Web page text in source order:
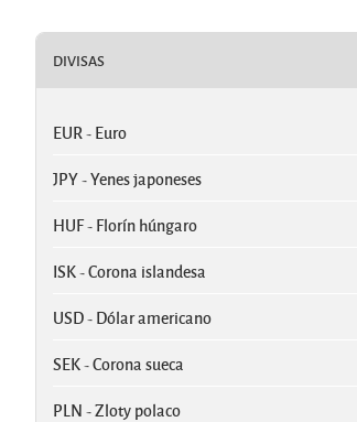
DIVISAS
EUR - Euro
JPY - Yenes japoneses
HUF - Florín húngaro
ISK - Corona islandesa
USD - Dólar americano
SEK - Corona sueca
PLN - Zloty polaco